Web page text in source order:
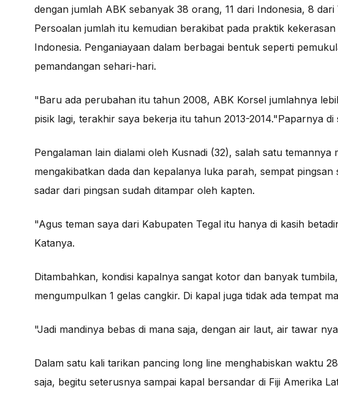
dengan jumlah ABK sebanyak 38 orang, 11 dari Indonesia, 8
Persoalan jumlah itu kemudian berakibat pada praktik
Indonesia. Penganiayaan dalam berbagai bentuk seperti
pemandangan sehari-hari.
"Baru ada perubahan itu tahun 2008, ABK Korsel jumlahnya
pisik lagi, terakhir saya bekerja itu tahun 2013-2014."Paparnya
Pengalaman lain dialami oleh Kusnadi (32), salah satu temannya
mengakibatkan dada dan kepalanya luka parah, sempat
sadar dari pingsan sudah ditampar oleh kapten.
"Agus teman saya dari Kabupaten Tegal itu hanya di kasih
Katanya.
Ditambahkan, kondisi kapalnya sangat kotor dan banyak
mengumpulkan 1 gelas cangkir. Di kapal juga tidak ada tempat
"Jadi mandinya bebas di mana saja, dengan air laut, air tawar
Dalam satu kali tarikan pancing long line menghabiskan waktu
saja, begitu seterusnya sampai kapal bersandar di Fiji Amerika